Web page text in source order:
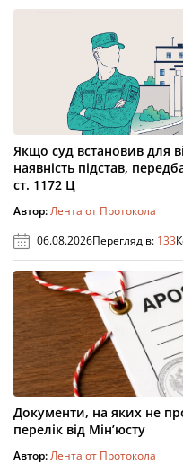
Якщо суд встановив для
наявність підстав,
ст. 1172 Ц
Автор:Лента от Протокола
06.08.2026Переглядів: 133
Документи, на яких не
перелік від Мін’юсту
Автор:Лента от Протокола